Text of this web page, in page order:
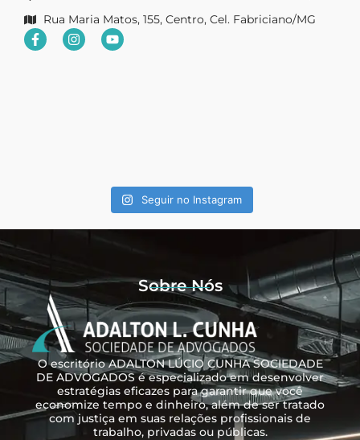
Rua Maria Matos, 155, Centro, Cel. Fabriciano/MG
Seguir no Instagram
Sobre Nós
O escritório ADALTON LÚCIO CUNHA SOCIEDADE
DE ADVOGADOS é especializado em desenvolver
estratégias eficazes para garantir que você
economize tempo e dinheiro, além de ser tratado
com justiça em suas relações profissionais de
trabalho, privadas ou públicas.